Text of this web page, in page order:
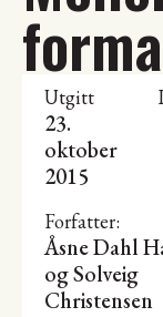
Utgitt
23.
oktober
2015
Forfatter:
Åsne Dahl
og Solveig
Christensen